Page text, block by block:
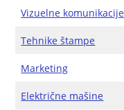
Vizuelne komunikacije
Tehnike štampe
Marketing
Električne mašine